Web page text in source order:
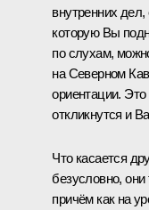
внутренних
которую Вы
по слухам,
на Северном
ориентации.
откликнутся и
Что касается
безусловно, они
причём как на